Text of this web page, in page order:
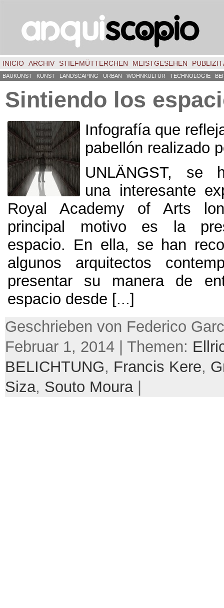
INICIO ARCHIV STIEFMÜTTERCHEN MEISTGESEHEN
BAUKUNST KUNST LANDSCAPING URBAN WOHNKULTUR TECHNOLOGIE
Sintiendo los
Infografía que
pabellón realizado
UNLÄNGST, se
una interesante
Royal Academy of Arts
principal motivo es la
espacio. En ella, se han
algunos arquitectos
presentar su manera de
espacio desde [...]
Geschrieben von Federico
Februar 1, 2014 | Themen:
BELICHTUNG, Francis Kere,
Siza, Souto Moura|